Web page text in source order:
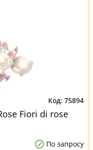
75894
Fiori di rose
По запросу